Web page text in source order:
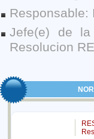
Responsable:
Jefe(e) de la
Resolucion